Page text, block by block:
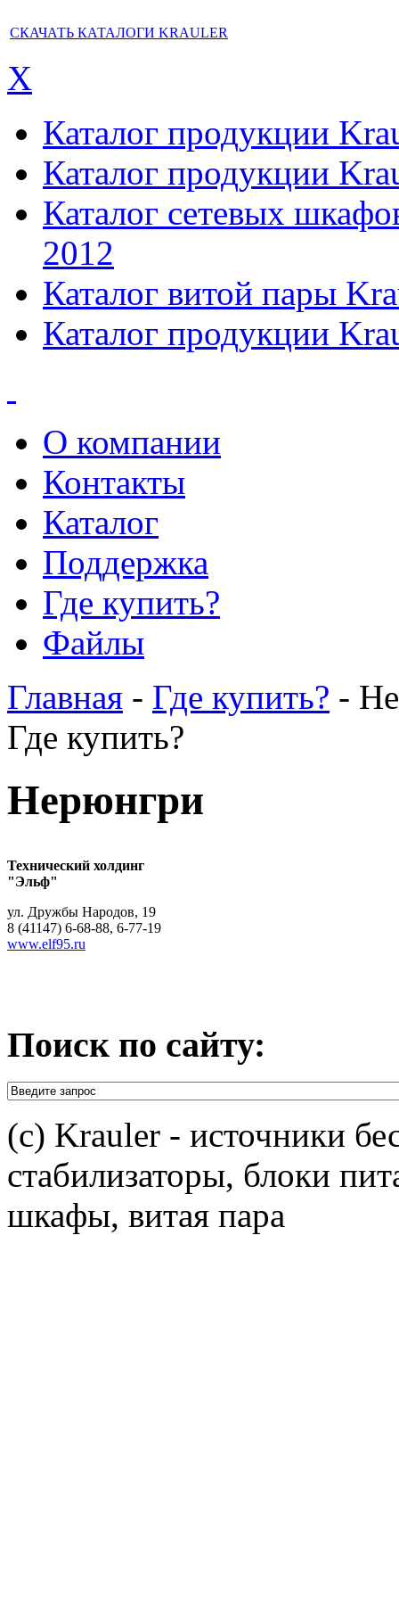
СКАЧАТЬ КАТАЛОГИ KRAULER
X
Каталог продукции
Каталог продукции
Каталог сетевых
2012
Каталог витой пары
Каталог продукции
О компании
Контакты
Каталог
Поддержка
Где купить?
Файлы
Главная - Где купить? -
Где купить?
Нерюнгри
Технический холдинг
"Эльф"
ул. Дружбы Народов, 19
8 (41147) 6-68-88, 6-77-19
www.elf95.ru
Поиск по сайту:
(c) Krauler - источники
стабилизаторы, блоки
шкафы, витая пара